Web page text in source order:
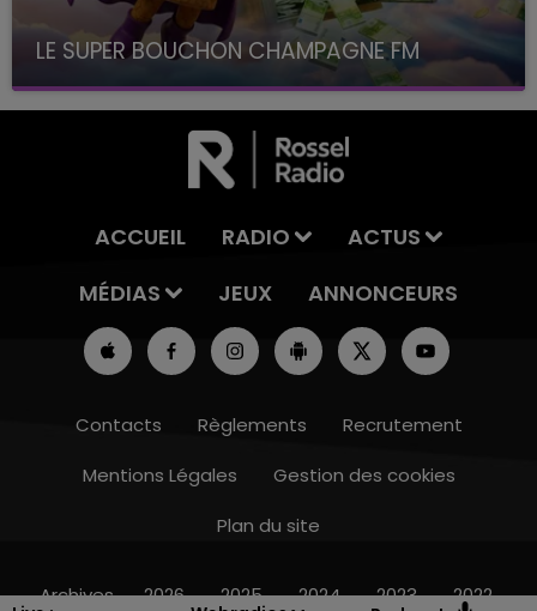
10h00 - 14h00
LE SUPER BOUCHON CHAMPAGNE FM
avec La Famille Champagne FM, à 8H10
ACCUEIL RADIO
ACTUS
MÉDIAS
JEUX ANNONCEURS
Contacts Règlements
Recrutement
Mentions Légales
Gestion des cookies
Plan du site
Archives 2026 2025 2024 2023 2022